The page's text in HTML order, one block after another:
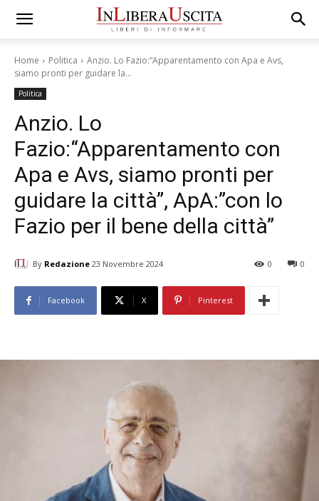
Home Politica
Anzio. Lo Fazio:“Apparentamento con Apa e Avs,
siamo pronti per guidare la...
Politica
Anzio. Lo
Fazio:“Apparentamento con
Apa e Avs, siamo pronti per
guidare la città”, ApA:”con lo
Fazio per il bene della città”
By Redazione 23 Novembre 2024 0
0
Facebook X Pinterest